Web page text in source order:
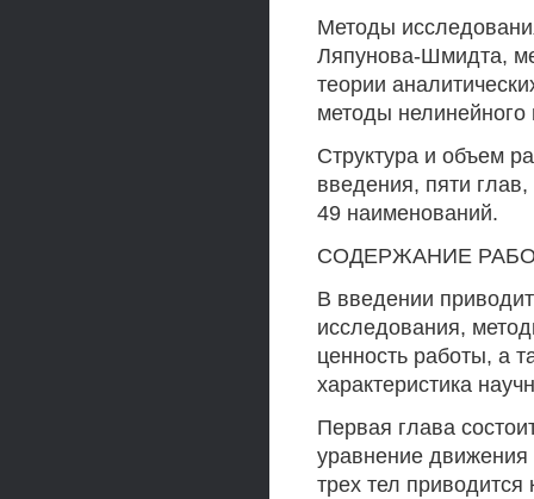
Методы
Ляпунова-Шмидта,
теории
методы
Структура и объем
введения, пяти
49 наименований.
СОДЕРЖАНИЕ
В введении
исследования,
ценность работы, а
характеристика
Первая глава
уравнение движения
трех тел